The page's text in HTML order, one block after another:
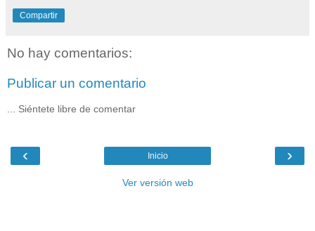
Compartir
No hay comentarios:
Publicar un comentario
... Siéntete libre de comentar
‹ ›
Inicio
Ver versión web